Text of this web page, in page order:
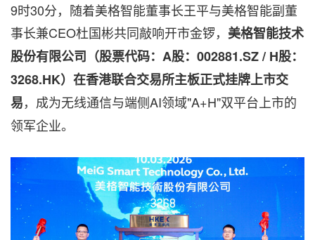
9时30分，随着美格智能董事长王平与美格智能副董
事长兼CEO杜国彬共同敲响开市金锣， 美格智能技术
股份有限公司（股票代码： A股： 002881.SZ / H股：
3268.HK）在香港联合交易所主板正式挂牌上市交
易，成为无线通信与端侧AI领域"A+H"双平台上市的
领军企业。